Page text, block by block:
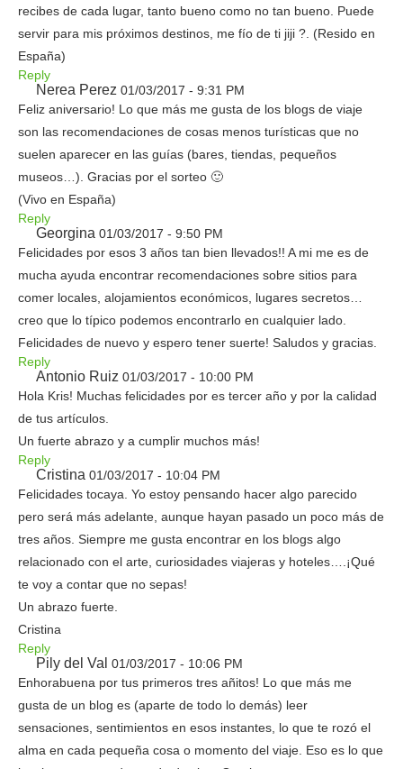
recibes de cada lugar, tanto bueno como no tan bueno. Puede
servir para mis próximos destinos, me fío de ti jiji ?. (Resido en
España)
Reply
Nerea Perez 01/03/2017 - 9:31 PM
Feliz aniversario! Lo que más me gusta de los blogs de viaje
son las recomendaciones de cosas menos turísticas que no
suelen aparecer en las guías (bares, tiendas, pequeños
museos…). Gracias por el sorteo 🙂
(Vivo en España)
Reply
Georgina 01/03/2017 - 9:50 PM
Felicidades por esos 3 años tan bien llevados!! A mi me es de
mucha ayuda encontrar recomendaciones sobre sitios para
comer locales, alojamientos económicos, lugares secretos…
creo que lo típico podemos encontrarlo en cualquier lado.
Felicidades de nuevo y espero tener suerte! Saludos y gracias.
Reply
Antonio Ruiz 01/03/2017 - 10:00 PM
Hola Kris! Muchas felicidades por es tercer año y por la calidad
de tus artículos.
Un fuerte abrazo y a cumplir muchos más!
Reply
Cristina 01/03/2017 - 10:04 PM
Felicidades tocaya. Yo estoy pensando hacer algo parecido
pero será más adelante, aunque hayan pasado un poco más de
tres años. Siempre me gusta encontrar en los blogs algo
relacionado con el arte, curiosidades viajeras y hoteles….¡Qué
te voy a contar que no sepas!
Un abrazo fuerte.
Cristina
Reply
Pily del Val 01/03/2017 - 10:06 PM
Enhorabuena por tus primeros tres añitos! Lo que más me
gusta de un blog es (aparte de todo lo demás) leer
sensaciones, sentimientos en esos instantes, lo que te rozó el
alma en cada pequeña cosa o momento del viaje. Eso es lo que